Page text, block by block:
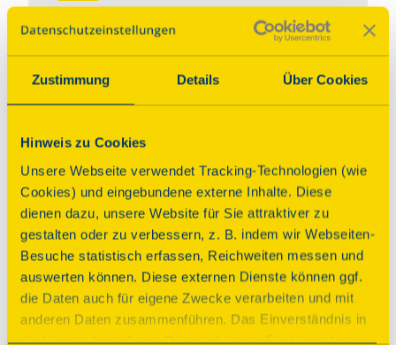
Zustimmung Details Über Cookies
Hinweis zu Cookies
Unsere Webseite verwendet Tracking-Technologien (wie
Cookies) und eingebundene externe Inhalte. Diese
dienen dazu, unsere Website für Sie attraktiver zu
gestalten oder zu verbessern, z. B. indem wir Webseiten-
Besuche statistisch erfassen, Reichweiten messen und
auswerten können. Diese externen Dienste können ggf.
die Daten auch für eigene Zwecke verarbeiten und mit
anderen Daten zusammenführen. Das Einverständnis in
die Verwendung dieser Dienste können Sie hier geben.
Der Dicke Turm – das
berühmte Wahrzeichen
Minuten
Sonntag, 13.09.2026 12:00 Uhr| Dauer:30
Minuten
Sonntag, 13.09.2026 12:30 Uhr| Dauer: 30
Minuten
Sonntag, 13.09.2026 13:00 Uhr| Dauer:30
Minuten
Sonntag, 13.09.2026 13:30 Uhr| Dauer:30
Minuten
Sonntag, 13.09.2026 14:00 Uhr
| Dauer: